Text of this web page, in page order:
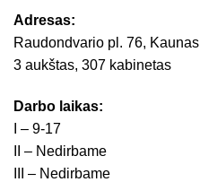
Adresas:
Raudondvario pl. 76, Kaunas
3 aukštas, 307 kabinetas
Darbo laikas:
I – 9-17
II – Nedirbame
III – Nedirbame